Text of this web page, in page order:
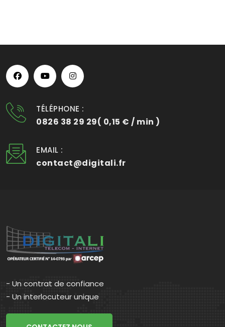
TÉLÉPHONE :
0826 38 29 29( 0,15 € / min )
EMAIL :
contact@digitali.fr
- Un contrat de confiance
- Un interlocuteur unique